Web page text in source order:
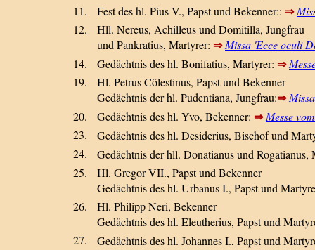
11.
Fest des hl. Pius V., Papst und Bekenner:: ⇒
12.
Hll. Nereus, Achilleus und Domitilla, Jungfrau
und Pankratius, Martyrer: ⇒Missa 'Ecce oculi
14.
Gedächtnis des hl. Bonifatius, Martyrer: ⇒
19.
Hl. Petrus Cölestinus, Papst und Bekenner
Gedächtnis der hl. Pudentiana, Jungfrau:⇒
20.
Gedächtnis des hl. Yvo, Bekenner: ⇒Messe
23.
Gedächtnis des hl. Desiderius, Bischof und
24.
Gedächtnis der hll. Donatianus und
25.
Hl. Gregor VII., Papst und Bekenner
Gedächtnis des hl. Urbanus I., Papst und
26.
Hl. Philipp Neri, Bekenner
Gedächtnis des hl. Eleutherius, Papst und
27.
Gedächtnis des hl. Johannes I., Papst und